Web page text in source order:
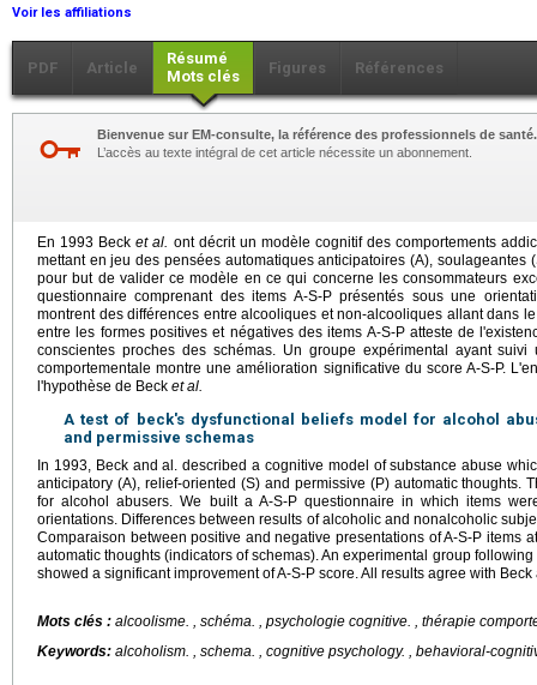
Voir les affiliations
PDF Article
Résumé
Mots clés
Figures Références
Bienvenue sur EM-consulte, la référence des professionnels de santé.
L’accès au texte intégral de cet article nécessite un abonnement.
En 1993 Becket al. ont décrit un modèle cognitif des comportements
mettant en jeu des pensées automatiques anticipatoires (A), soulageantes
pour but de valider ce modèle en ce qui concerne les consommateurs
questionnaire comprenant des items A-S-P présentés sous une
montrent des différences entre alcooliques et non-alcooliques allant dans
entre les formes positives et négatives des items A-S-P atteste de
conscientes proches des schémas. Un groupe expérimental ayant
comportementale montre une amélioration significative du score A-S-P.
l'hypothèse de Beck et al.
A test of beck's dysfunctional beliefs model for alcohol
and permissive schemas
In 1993, Beck and al. described a cognitive model of substance abuse
anticipatory (A), relief-oriented (S) and permissive (P) automatic thoughts.
for alcohol abusers. We built a A-S-P questionnaire in which items
orientations. Differences between results of alcoholic and nonalcoholic
Comparaison between positive and negative presentations of A-S-P items
automatic thoughts (indicators of schemas). An experimental group
showed a significant improvement of A-S-P score. All results agree with
Mots clés : alcoolisme. , schéma. , psychologie cognitive. , thérapie
Keywords: alcoholism. , schema. , cognitive psychology. , behavioral-